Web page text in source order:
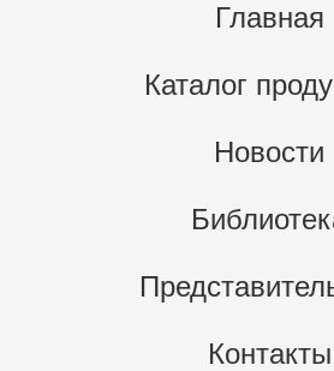
Главная
Каталог
Новости
Контакты